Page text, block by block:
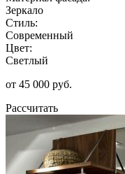
Зеркало
Стиль:
Современный
Цвет:
Светлый
от 45 000 руб.
Рассчитать